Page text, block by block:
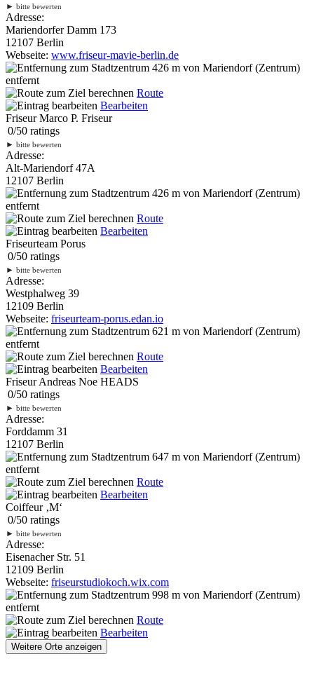
► bitte bewerten
Adresse:
Mariendorfer Damm 173
12107 Berlin
Webseite: www.friseur-mavie-berlin.de
426 m von Mariendorf (Zentrum)
entfernt
Route
Bearbeiten
Friseur Marco P. Friseur
0/50 ratings
► bitte bewerten
Adresse:
Alt-Mariendorf 47A
12107 Berlin
426 m von Mariendorf (Zentrum)
entfernt
Route
Bearbeiten
Friseurteam Porus
0/50 ratings
► bitte bewerten
Adresse:
Westphalweg 39
12109 Berlin
Webseite: friseurteam-porus.edan.io
621 m von Mariendorf (Zentrum)
entfernt
Route
Bearbeiten
Friseur Andreas Noe HEADS
0/50 ratings
► bitte bewerten
Adresse:
Forddamm 31
12107 Berlin
647 m von Mariendorf (Zentrum)
entfernt
Route
Bearbeiten
Coiffeur ‚M‘
0/50 ratings
► bitte bewerten
Adresse:
Eisenacher Str. 51
12109 Berlin
Webseite: friseurstudiokoch.wix.com
998 m von Mariendorf (Zentrum)
entfernt
Route
Bearbeiten
Weitere Orte anzeigen